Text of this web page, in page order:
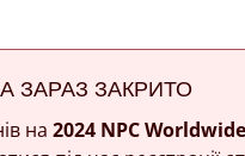
ЗАРАЗ ЗАКРИТО
на 2024 NPC